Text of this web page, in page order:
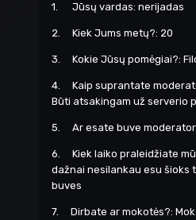
1. Jūsų vardas: nerijadas
2. Kiek Jums metų?: 20
3. Kokie Jūsų pomėgiai?:
4. Kaip suprantate
Būti atsakingam už serverio
5. Ar esate buve
6. Kiek laiko praleidžiate
dažnai nesilankau esu šioks
buves
7. Dirbate ar mokotės?: